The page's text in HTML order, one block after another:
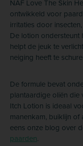
NAF Love The Skin
ontwikkeld voor
irritaties door
De lotion ondersteunt
helpt de jeuk te
neiging heeft te
De formule bevat
plantaardige oliën die
Itch Lotion is ideaal
manenkam, buiklijn
eens onze blog over
paarden.